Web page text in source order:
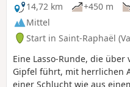
14,72 km
+450 m
Mittel
Start in Saint-Raphaël
Eine Lasso-Runde, die
Gipfel führt, mit herrlichen
einer Schlucht wie aus